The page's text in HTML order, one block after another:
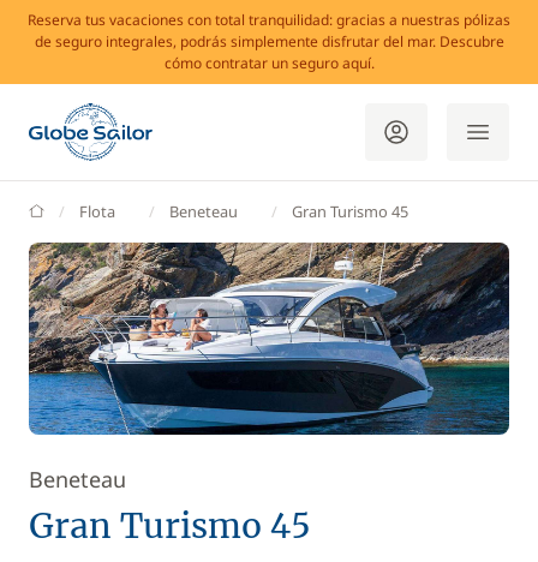
Reserva tus vacaciones con total tranquilidad: gracias a nuestras pólizas
de seguro integrales, podrás simplemente disfrutar del mar. Descubre
cómo contratar un seguro aquí.
GlobeSailor
Flota Beneteau Gran Turismo 45
Beneteau
Gran Turismo 45